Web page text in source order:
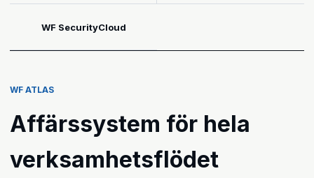
WF SecurityCloud
WF ATLAS
Affärssystem för hela
verksamhetsflödet